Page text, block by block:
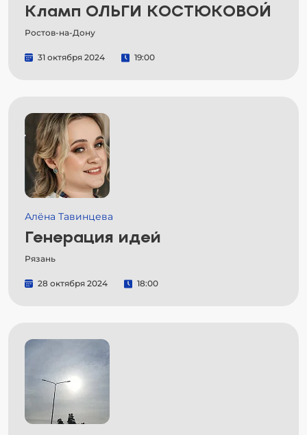
Кламп ОЛЬГИ КОСТЮКОВОЙ
Ростов-на-Дону
31 октября 2024 19:00
Алёна Тавинцева
Генерация идей
Рязань
28 октября 2024 18:00